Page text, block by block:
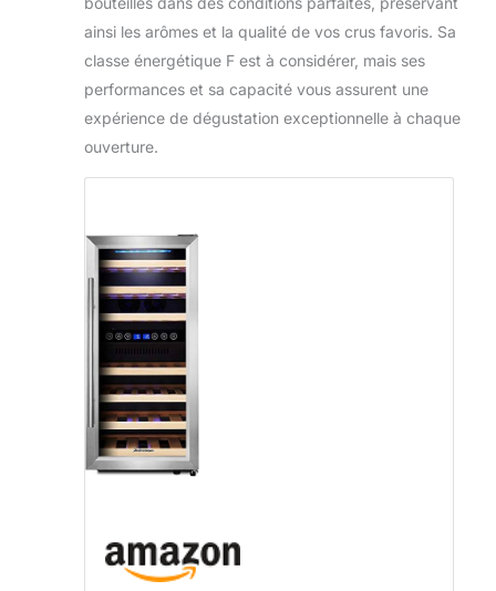
ainsi les arômes et la qualité de vos crus favoris. Sa
classe énergétique F est à considérer, mais ses
performances et sa capacité vous assurent une
expérience de dégustation exceptionnelle à chaque
ouverture.